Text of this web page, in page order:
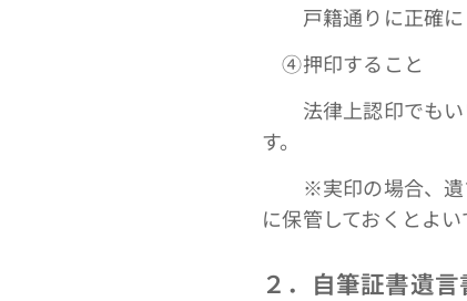
戸籍通りに正確に
④押印すること
法律上認印でもい
す。
※実印の場合、遺言
に保管しておくとよい
２．自筆証書遺